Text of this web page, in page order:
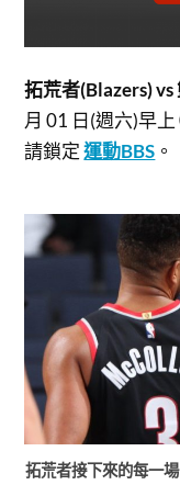
拓荒者(Blazers) vs
月 01 日(週六)早
請鎖定運動BBS 。
拓荒者接下來的每一